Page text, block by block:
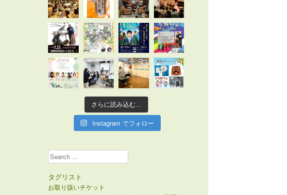
さらに読み込む...
Instagram でフォロー
Search
タグリスト
お取り扱いチケット